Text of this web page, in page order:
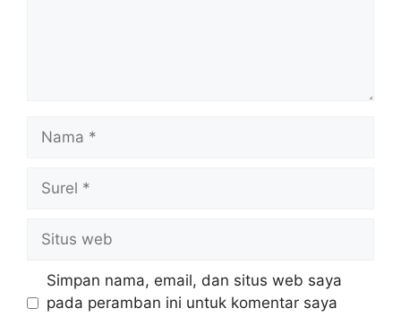
web
Simpan nama, email, dan situs web saya
pada peramban ini untuk komentar saya